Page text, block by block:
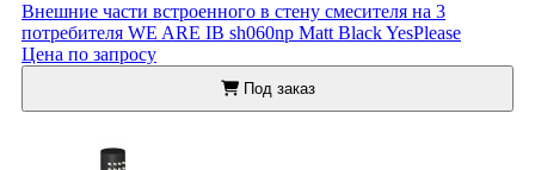
Внешние части встроенного в стену смесителя на 3
потребителя WE ARE IB sh060np Matt Black YesPlease
Цена по запросу
Под заказ